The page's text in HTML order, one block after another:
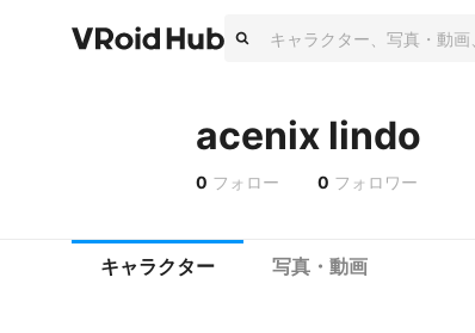
acenix lindo
0 フォロー 0 フォロワー
キャラクター 写真・動画